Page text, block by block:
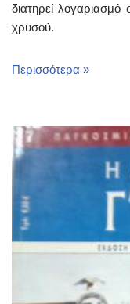
διατηρεί
χρυσού.
Περισσότερα »